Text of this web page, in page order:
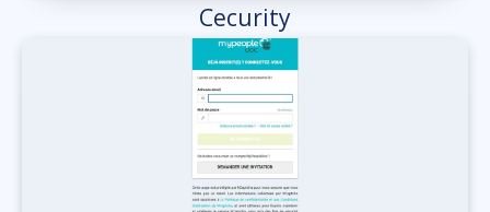
Cecurity